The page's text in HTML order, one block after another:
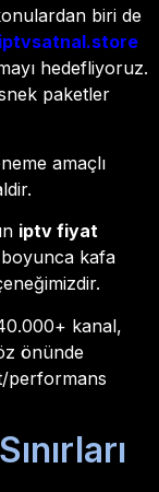
biri de
iptvsatnal.store
hedefliyoruz.
paketler
amaçlı
iptv fiyat
boyunca kafa
kanal,
önünde
performans